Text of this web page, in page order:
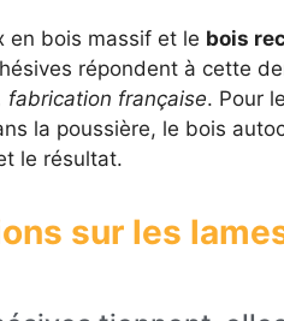
en bois massif et le bois
répondent à cette
fabrication française. Pour
la poussière, le bois
le résultat.
sur les